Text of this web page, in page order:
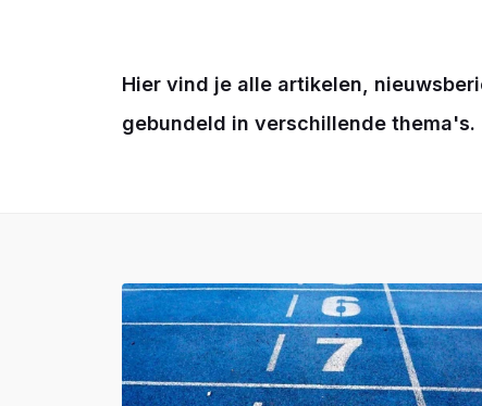
Hier vind je alle artikelen,
gebundeld in verschillende thema's.